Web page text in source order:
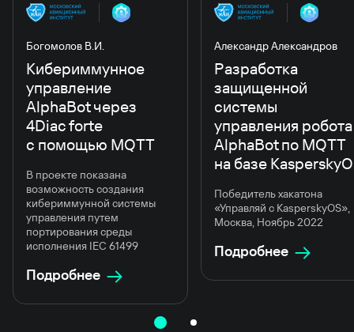
Богомолов В.И.
Кибериммунное
управление
AlphaBot через
4Diac forte
с помощью MQTT
В проекте показана
возможность создания
кибериммунной системы
управления путем
портирования среды
исполнения IEC 61499
Подробнее
Александр Александров
Разработка
защищенной
системы
управления робота
AlphaBot по MQTT
на базе
Победитель хакатона
«Управляй с KasperskyOS»,
Москва, Ноябрь 2022
Подробнее